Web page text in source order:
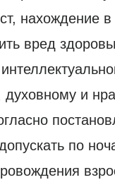
нахождение в
вред
духовному и
по